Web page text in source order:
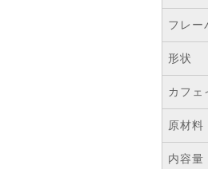
フレー
形状
カフェ
原材料
内容量